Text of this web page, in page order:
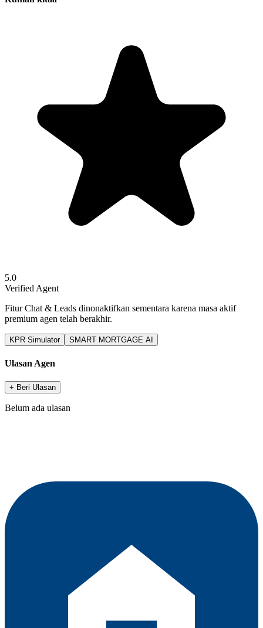
5.0
Verified Agent
Fitur Chat & Leads dinonaktifkan sementara karena masa aktif
premium agen telah berakhir.
KPR Simulator SMART MORTGAGE AI
Ulasan Agen
+ Beri Ulasan
Belum ada ulasan